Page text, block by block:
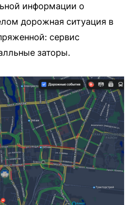
информации о
дорожная ситуация в
сервис
заторы.